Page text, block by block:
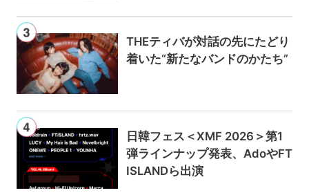
THEティバが対話の先にたどり
着いた“新たなバンドのかたち”
日韓フェス＜XMF 2026＞第1
弾ラインナップ発表、AdoやFT
ISLANDら出演